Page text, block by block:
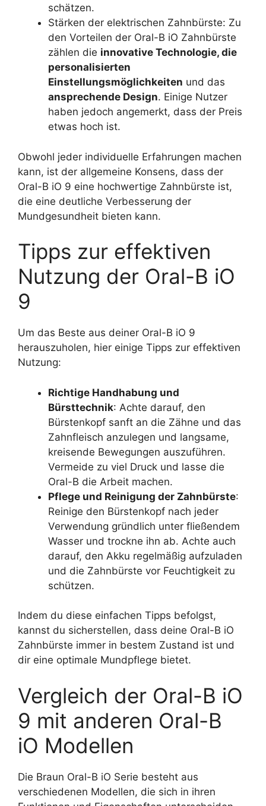
schätzen.
Stärken der elektrischen Zahnbürste: Zu
den Vorteilen der Oral-B iO Zahnbürste
zählen die innovative Technologie, die
personalisierten
Einstellungsmöglichkeiten und das
ansprechende Design. Einige Nutzer
haben jedoch angemerkt, dass der Preis
etwas hoch ist.
Obwohl jeder individuelle Erfahrungen machen
kann, ist der allgemeine Konsens, dass der
Oral-B iO 9 eine hochwertige Zahnbürste ist,
die eine deutliche Verbesserung der
Mundgesundheit bieten kann.
Tipps zur effektiven
Nutzung der Oral-B iO
9
Um das Beste aus deiner Oral-B iO 9
herauszuholen, hier einige Tipps zur effektiven
Nutzung:
Richtige Handhabung und
Bürsttechnik: Achte darauf, den
Bürstenkopf sanft an die Zähne und das
Zahnfleisch anzulegen und langsame,
kreisende Bewegungen auszuführen.
Vermeide zu viel Druck und lasse die
Oral-B die Arbeit machen.
Pflege und Reinigung der Zahnbürste:
Reinige den Bürstenkopf nach jeder
Verwendung gründlich unter fließendem
Wasser und trockne ihn ab. Achte auch
darauf, den Akku regelmäßig aufzuladen
und die Zahnbürste vor Feuchtigkeit zu
schützen.
Indem du diese einfachen Tipps befolgst,
kannst du sicherstellen, dass deine Oral-B iO
Zahnbürste immer in bestem Zustand ist und
dir eine optimale Mundpflege bietet.
Vergleich der Oral-B iO
9 mit anderen Oral-B
iO Modellen
Die Braun Oral-B iO Serie besteht aus
verschiedenen Modellen, die sich in ihren